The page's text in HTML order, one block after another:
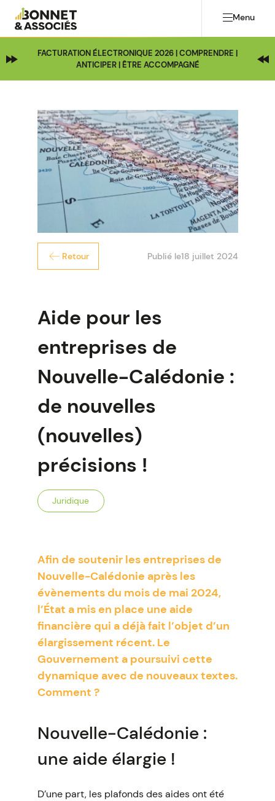
Menu
FACTURATION ÉLECTRONIQUE 2026 | COMPRENDRE |
ANTICIPER | ÊTRE ACCOMPAGNÉ
Retour Publié le18 juillet 2024
Aide pour les
entreprises de
Nouvelle-Calédonie :
de nouvelles
(nouvelles)
précisions !
Juridique
Afin de soutenir les entreprises de
Nouvelle-Calédonie après les
évènements du mois de mai 2024,
l’État a mis en place une aide
financière qui a déjà fait l’objet d’un
élargissement récent. Le
Gouvernement a poursuivi cette
dynamique avec de nouveaux textes.
Comment ?
Nouvelle-Calédonie :
une aide élargie !
D’une part, les plafonds des aides ont été